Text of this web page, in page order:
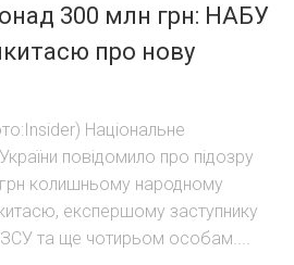
300 млн грн: НАБУ
про нову
Національне
повідомило про підозру
грн колишньому народному
експершому заступнику
та ще чотирьом особам....